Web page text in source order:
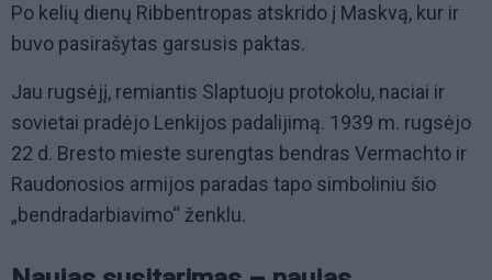
Po kelių dienų Ribbentropas atskrido į Maskvą, kur ir
buvo pasirašytas garsusis paktas.
Jau rugsėjį, remiantis Slaptuoju protokolu, naciai ir
sovietai pradėjo Lenkijos padalijimą. 1939 m. rugsėjo
22 d. Bresto mieste surengtas bendras Vermachto ir
Raudonosios armijos paradas tapo simboliniu šio
„bendradarbiavimo“ ženklu.